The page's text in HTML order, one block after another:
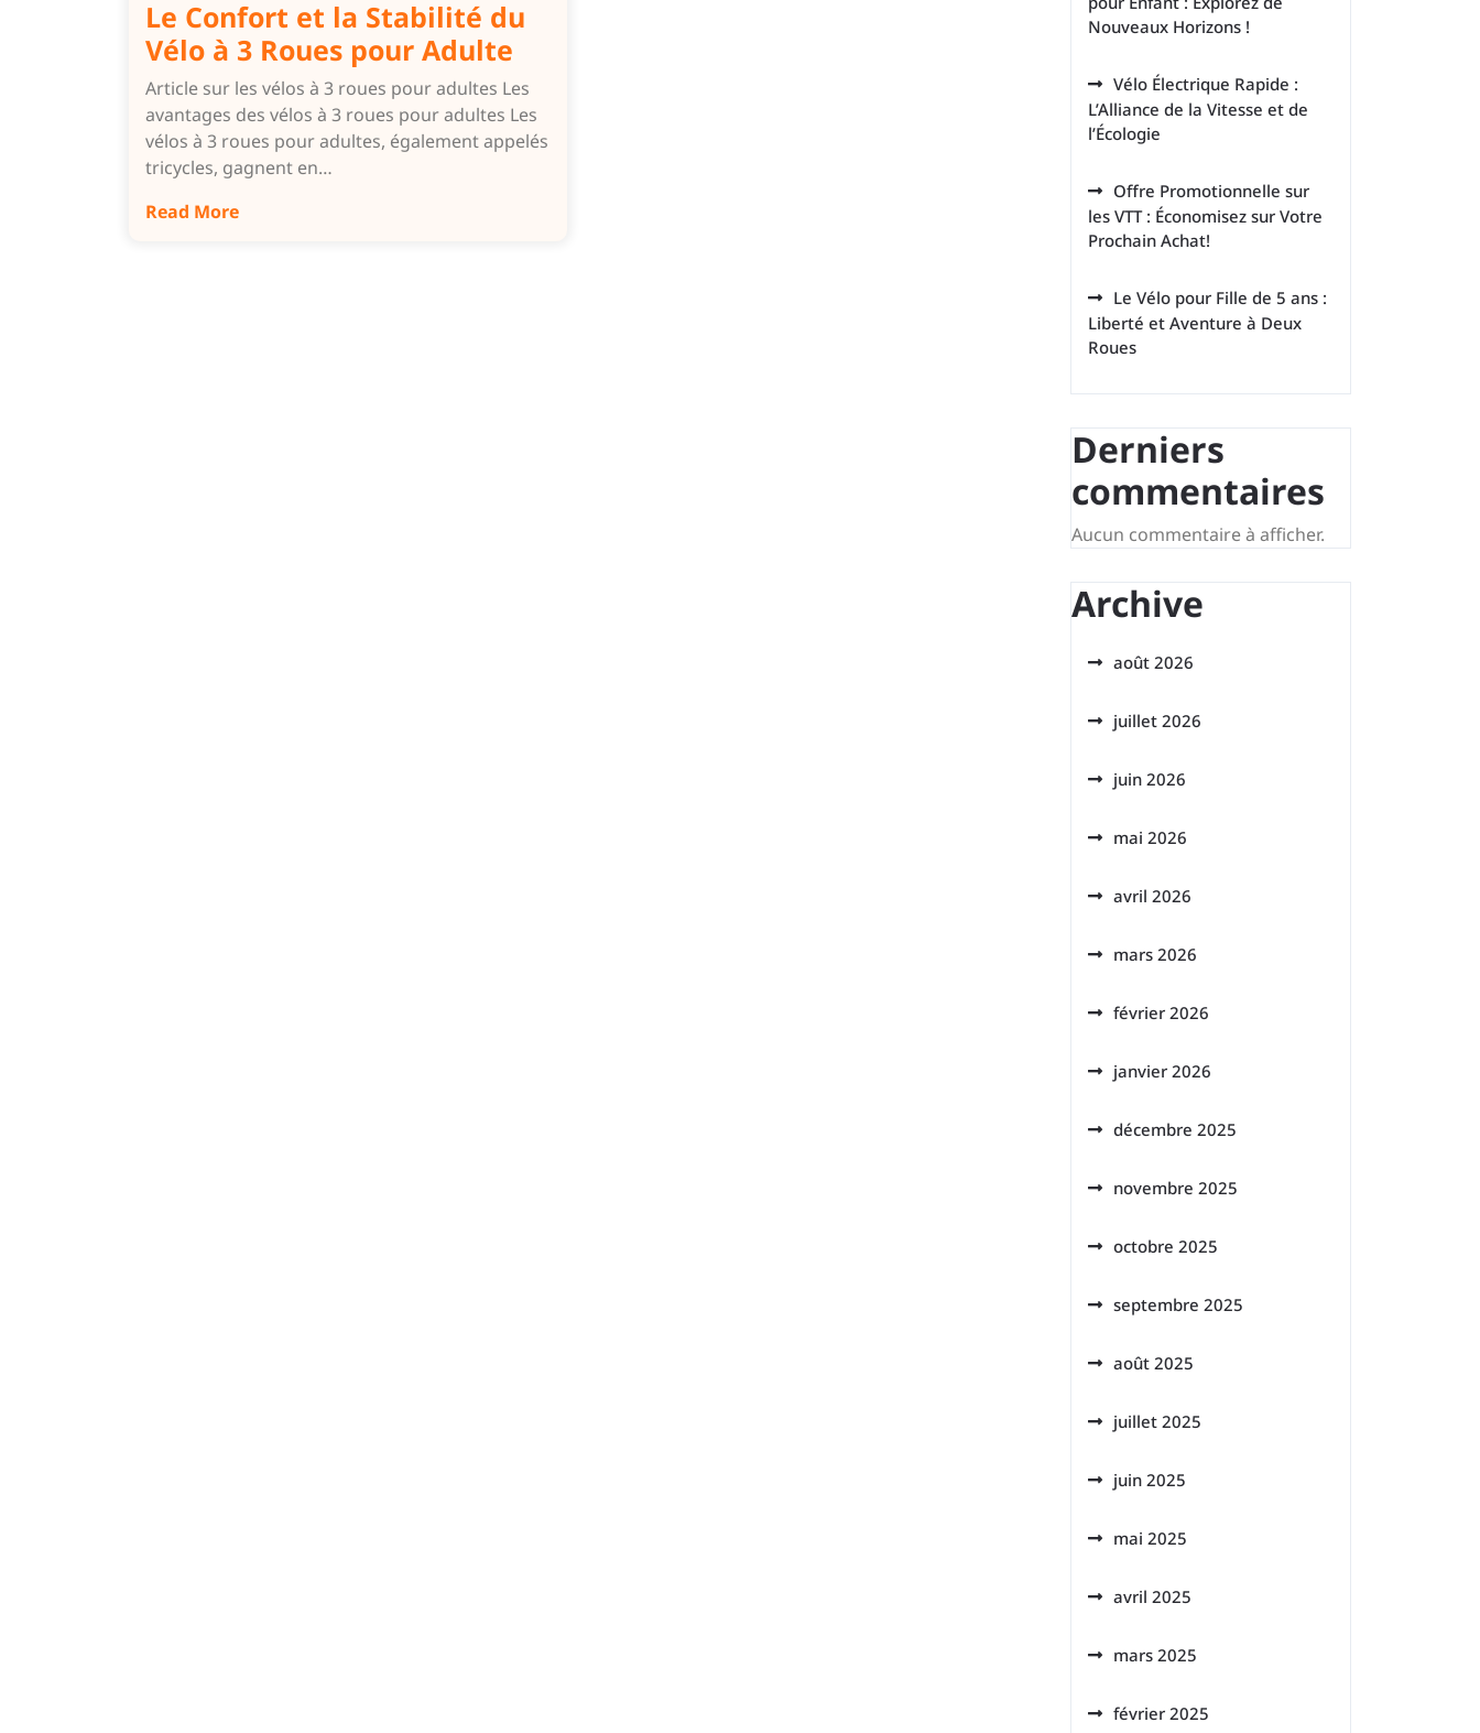
Le Confort et la Stabilité du
Vélo à 3 Roues pour Adulte
Article sur les vélos à 3 roues pour adultes Les
avantages des vélos à 3 roues pour adultes Les
vélos à 3 roues pour adultes, également appelés
tricycles, gagnent en…
Read More
Nouveaux Horizons !
Vélo Électrique Rapide :
L’Alliance de la Vitesse et de
l’Écologie
Offre Promotionnelle sur
les VTT : Économisez sur Votre
Prochain Achat!
Le Vélo pour Fille de 5 ans :
Liberté et Aventure à Deux
Roues
Derniers
commentaires
Aucun commentaire à afficher.
Archive
août 2026
juillet 2026
juin 2026
mai 2026
avril 2026
mars 2026
février 2026
janvier 2026
décembre 2025
novembre 2025
octobre 2025
septembre 2025
août 2025
juillet 2025
juin 2025
mai 2025
avril 2025
mars 2025
février 2025